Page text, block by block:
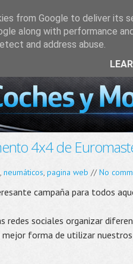
4x4 de
, neumáticos, pagina web //No
campaña para todos
redes sociales organizar
forma de utilizar
from Google to deliver its
along with performance
and address abuse.